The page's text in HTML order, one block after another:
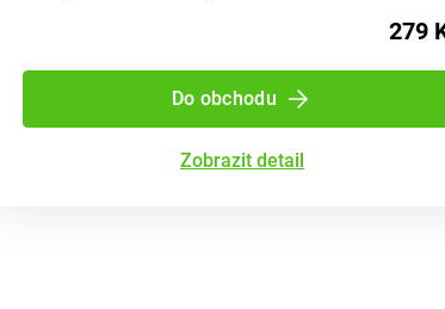
279
Do obchodu
Zobrazit detail